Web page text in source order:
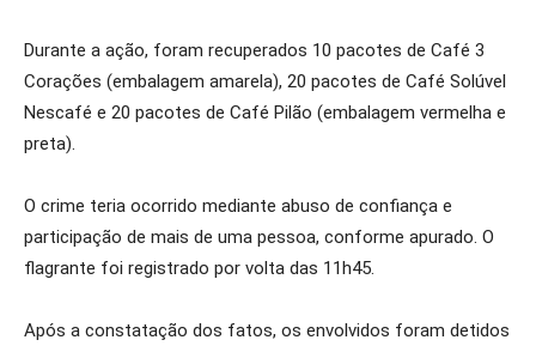
Durante a ação, foram recuperados 10 pacotes de Café 3
Corações (embalagem amarela), 20 pacotes de Café Solúvel
Nescafé e 20 pacotes de Café Pilão (embalagem vermelha e
preta).
O crime teria ocorrido mediante abuso de confiança e
participação de mais de uma pessoa, conforme apurado. O
flagrante foi registrado por volta das 11h45.
Após a constatação dos fatos, os envolvidos foram detidos